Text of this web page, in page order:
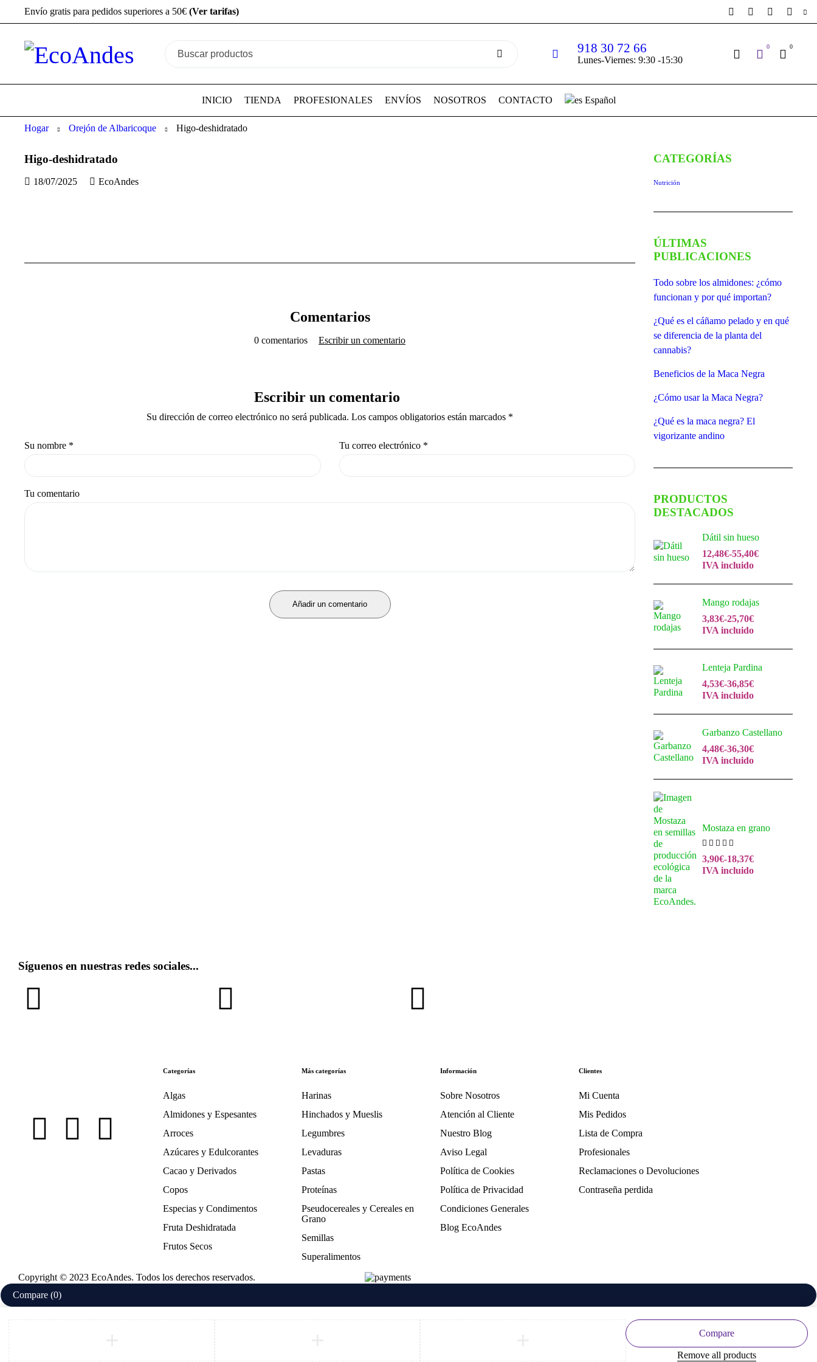
Envío gratis para pedidos superiores a 50€ (Ver tarifas)
918 30 72 66
Lunes-Viernes: 9:30 -15:30
0 0
INICIO TIENDA PROFESIONALES ENVÍOS NOSOTROS CONTACTO Español
Hogar Orejón de Albaricoque Higo-deshidratado
Higo-deshidratado
18/07/2025 EcoAndes
Comentarios
0 comentarios Escribir un comentario
Escribir un comentario
Su dirección de correo electrónico no será publicada. Los campos obligatorios están marcados *
Su nombre * Tu correo electrónico *
Tu comentario
Añadir un comentario
CATEGORÍAS
Nutrición
ÚLTIMAS
PUBLICACIONES
Todo sobre los almidones: ¿cómo
funcionan y por qué importan?
¿Qué es el cáñamo pelado y en qué
se diferencia de la planta del
cannabis?
Beneficios de la Maca Negra
¿Cómo usar la Maca Negra?
¿Qué es la maca negra? El
vigorizante andino
PRODUCTOS
DESTACADOS
Dátil sin hueso
12,48€-55,40€
IVA incluido
Mango rodajas
3,83€-25,70€
IVA incluido
Lenteja Pardina
4,53€-36,85€
IVA incluido
Garbanzo Castellano
4,48€-36,30€
IVA incluido
Mostaza en grano
3,90€-18,37€
IVA incluido
Síguenos en nuestras redes sociales...
Categorías
Algas
Almidones y Espesantes
Arroces
Azúcares y Edulcorantes
Cacao y Derivados
Copos
Especias y Condimentos
Fruta Deshidratada
Frutos Secos
Más categorías
Harinas
Hinchados y Mueslis
Legumbres
Levaduras
Pastas
Proteínas
Pseudocereales y Cereales en
Grano
Semillas
Superalimentos
Información
Sobre Nosotros
Atención al Cliente
Nuestro Blog
Aviso Legal
Política de Cookies
Política de Privacidad
Condiciones Generales
Blog EcoAndes
Clientes
Mi Cuenta
Mis Pedidos
Lista de Compra
Profesionales
Reclamaciones o Devoluciones
Contraseña perdida
Copyright © 2023 EcoAndes. Todos los derechos reservados.
Compare (0)
Compare
Remove all products